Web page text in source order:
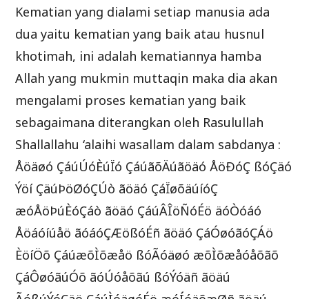
Kematian yang dialami setiap manusia ada
dua yaitu kematian yang baik atau husnul
khotimah, ini adalah kematiannya hamba
Allah yang mukmin muttaqin maka dia akan
mengalami proses kematian yang baik
sebagaimana diterangkan oleh Rasulullah
Shallallahu ‘alaihi wasallam dalam sabdanya :
Åöäøó ÇáúÚóÈúÏó ÇáúãõÄúãöäó ÅöÐóÇ ßóÇäó
Ýöí ÇäúÞöØóÇÚò ãöäó ÇáÏøõäúíóÇ
æóÅöÞúÈóÇáò ãöäó ÇáúÂÎöÑóÉö äóÒóáó
Åöáóíúåö ãóáóÇÆößóÉñ ãöäó ÇáÓøóãóÇÁö
ÈöíÖõ ÇáúæõÌõæåö ßóÃóäøó æõÌõæåóåõãõ
ÇáÔøóãúÓõ ãóÚóåõãú ßóÝóäñ ãöäú